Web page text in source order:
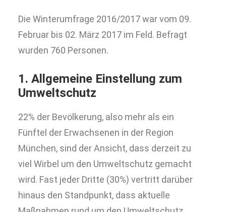
Die Winterumfrage 2016/2017 war vom 09.
Februar bis 02. März 2017 im Feld. Befragt
wurden 760 Personen.
1. Allgemeine Einstellung zum
Umweltschutz
22% der Bevölkerung, also mehr als ein
Fünftel der Erwachsenen in der Region
München, sind der Ansicht, dass derzeit zu
viel Wirbel um den Umweltschutz gemacht
wird. Fast jeder Dritte (30%) vertritt darüber
hinaus den Standpunkt, dass aktuelle